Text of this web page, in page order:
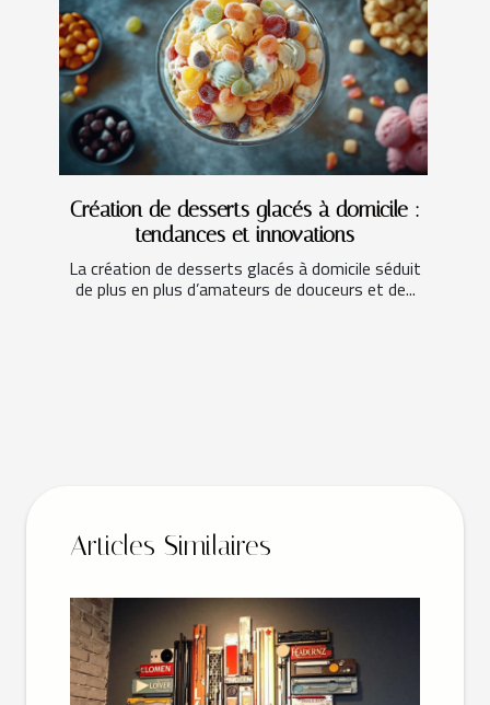
Création de desserts glacés à domicile :
tendances et innovations
La création de desserts glacés à domicile séduit
de plus en plus d’amateurs de douceurs et de...
Articles Similaires